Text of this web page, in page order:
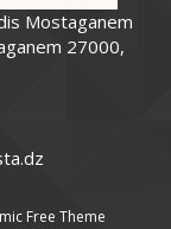
Mostaganem
27000,
Free Theme